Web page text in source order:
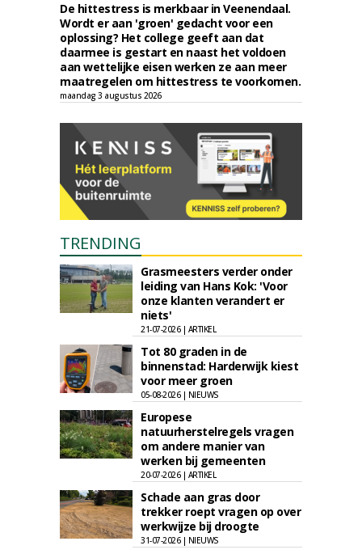
De hittestress is merkbaar in Veenendaal.
Wordt er aan 'groen' gedacht voor een
oplossing? Het college geeft aan dat
daarmee is gestart en naast het voldoen
aan wettelijke eisen werken ze aan meer
maatregelen om hittestress te voorkomen.
maandag 3 augustus 2026
TRENDING
Grasmeesters verder onder
leiding van Hans Kok: 'Voor
onze klanten verandert er
niets'
21-07-2026 | ARTIKEL
Tot 80 graden in de
binnenstad: Harderwijk kiest
voor meer groen
05-08-2026 | NIEUWS
Europese
natuurherstelregels vragen
om andere manier van
werken bij gemeenten
20-07-2026 | ARTIKEL
Schade aan gras door
trekker roept vragen op over
werkwijze bij droogte
31-07-2026 | NIEUWS